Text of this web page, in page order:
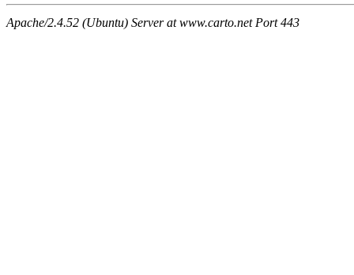
Apache/2.4.52 (Ubuntu) Server at www.carto.net Port 443